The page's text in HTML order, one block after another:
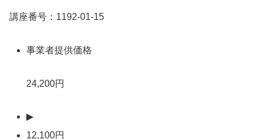
講座番号：1192-01-15
事業者提供価格
24,200円
▶
12,100円